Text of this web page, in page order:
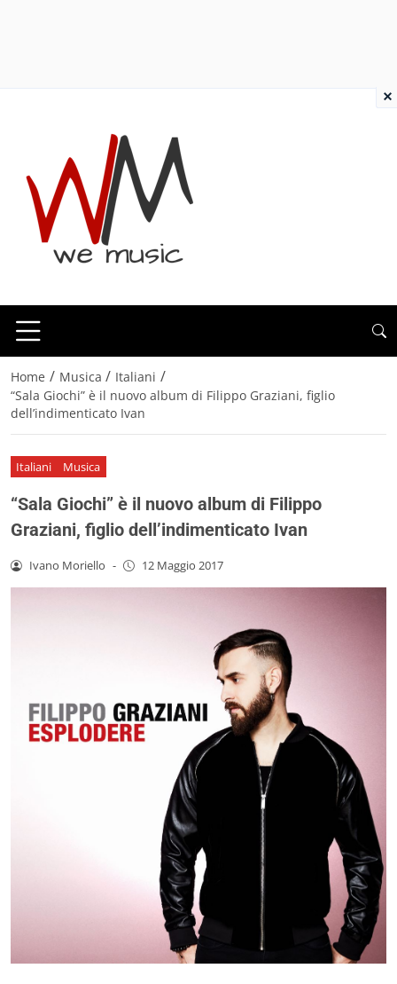
Home / Musica / Italiani /
“Sala Giochi” è il nuovo album di Filippo Graziani, figlio
dell’indimenticato Ivan
Italiani Musica
“Sala Giochi” è il nuovo album di Filippo
Graziani, figlio dell’indimenticato Ivan
Ivano Moriello - 12 Maggio 2017
×